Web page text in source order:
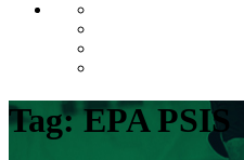
Tag:EPA PSIS